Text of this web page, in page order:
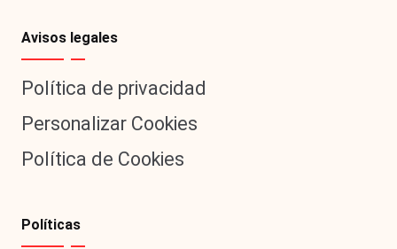
Avisos legales
Política de privacidad
Personalizar Cookies
Política de Cookies
Políticas